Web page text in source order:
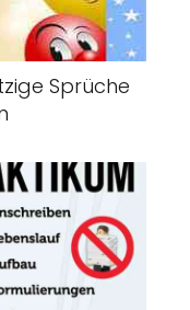
Sprüche